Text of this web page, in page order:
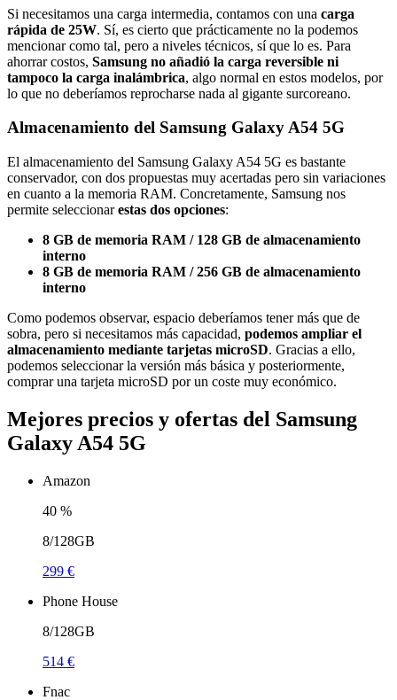
Si necesitamos una carga intermedia, contamos con una carga
rápida de 25W. Sí, es cierto que prácticamente no la podemos
mencionar como tal, pero a niveles técnicos, sí que lo es. Para
ahorrar costos, Samsung no añadió la carga reversible ni
tampoco la carga inalámbrica, algo normal en estos modelos, por
lo que no deberíamos reprocharse nada al gigante surcoreano.
Almacenamiento del Samsung Galaxy A54 5G
El almacenamiento del Samsung Galaxy A54 5G es bastante
conservador, con dos propuestas muy acertadas pero sin variaciones
en cuanto a la memoria RAM. Concretamente, Samsung nos
permite seleccionarestas dos opciones:
8 GB de memoria RAM / 128 GB de almacenamiento
interno
8 GB de memoria RAM / 256 GB de almacenamiento
interno
Como podemos observar, espacio deberíamos tener más que de
sobra, pero si necesitamos más capacidad, podemos ampliar el
almacenamiento mediante tarjetas microSD. Gracias a ello,
podemos seleccionar la versión más básica y posteriormente,
comprar una tarjeta microSD por un coste muy económico.
Mejores precios y ofertas del Samsung
Galaxy A54 5G
Amazon
40 %
8/128GB
299 €
Phone House
8/128GB
514 €
Fnac